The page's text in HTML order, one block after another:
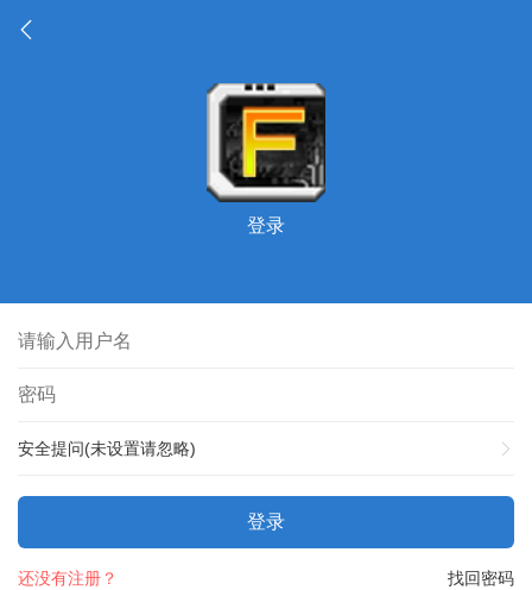
登录
安全提问(未设置请忽略)
登录
找回密码
还没有注册？